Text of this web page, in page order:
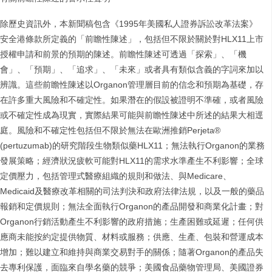
除歷史資訊外，本新聞稿包含《1995年美國私人證券訴訟改革法案》
安全港條款所定義的「前瞻性陳述」，包括但不限於關於對HLX11上市
授權申請和前景的預期的陳述。前瞻性陳述可透過「探索」、「機
會」、「預期」、「追求」、「未來」或者具有類似含義的字詞來加以
辨識。這些前瞻性陳述以Organon管理層目前的信念和預期為基礎，存
在許多重大風險和不確定性。如果潛在的假設被證明不準確，或者風險
或不確定性成為現實，實際結果可能與前瞻性陳述中所述的結果大相逕
庭。風險和不確定性包括但不限於無法在歐洲推銷Perjeta®
(pertuzumab)的研究階段生物類似藥HLX11；無法執行Organon的業務
發展策略；經濟狀況疲軟可能對HLX11的需求水準產生不利影響；全球
定價壓力，包括管理式醫療組織的規則和做法、與Medicare、
Medicaid及醫療改革相關的司法判決和政府法律法規，以及一般的藥品
報銷和定價規則；無法全面執行Organon的產品開發和商業化計畫；對
Organon行銷活動產生不利影響的政府措施；生產困難或延遲；任何供
應商未能按約定提供物質、材料或服務；供應、生產、包裝和營運成本
增加；難以建立和維持與商業交易對手的關係；隨著Organon的產品失
去專利保護，面臨來自學名藥的競爭；美國食品藥物管理局、美國證券